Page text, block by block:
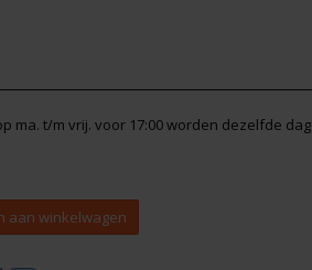
ma. t/m vrij. voor 17:00 worden dezelfde dag
aan winkelwagen